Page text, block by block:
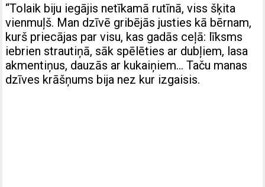
“Tolaik biju iegājis netīkamā rutīnā, viss šķita
vienmuļš. Man dzīvē gribējās justies kā bērnam,
kurš priecājas par visu, kas gadās ceļā: līksms
iebrien strautiņā, sāk spēlēties ar dubļiem, lasa
akmentiņus, dauzās ar kukaiņiem… Taču manas
dzīves krāšņums bija nez kur izgaisis.